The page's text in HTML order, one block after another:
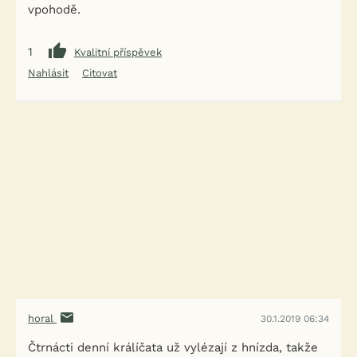
vpohodě.
1
Kvalitní příspěvek
Nahlásit
Citovat
horal 30.1.2019 06:34
Čtrnácti denní králíčata už vylézají z hnízda, takže